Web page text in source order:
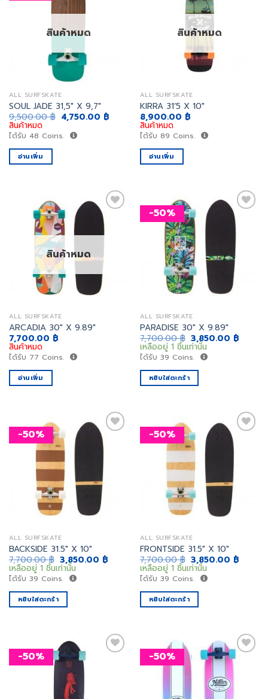
สินค้าหมด
ALL SURFSKATE
SOUL JADE 31,5″ X 9,7″
9,500.00฿ Original
price
was:
9,500.00 ฿.
4,750.00 ฿Current
4,750.00 ฿.
สินค้าหมด
ได้รับ 48 Coins.
อ่านเพิ่ม
สินค้าหมด
ALL SURFSKATE
KIRRA 31’5 X 10″
8,900.00 ฿
สินค้าหมด
ได้รับ 89 Coins.
อ่านเพิ่ม
สินค้าหมด
ALL SURFSKATE
ARCADIA 30″ X 9.89″
7,700.00 ฿
สินค้าหมด
ได้รับ 77 Coins.
อ่านเพิ่ม
-50%
ALL SURFSKATE
PARADISE 30″ X 9.89″
7,700.00฿ Original
price
was:
7,700.00 ฿.
3,850.00 ฿
เหลืออยู่ 1 ชิ้นเท่านั้น
ได้รับ 39 Coins.
หยิบใส่ตะกร้า
-50%
ALL SURFSKATE
BACKSIDE 31.5″ X 10″
7,700.00฿ Original
price
was:
7,700.00 ฿.
3,850.00 ฿Current
3,850.00 ฿.
เหลืออยู่ 1 ชิ้นเท่านั้น
ได้รับ 39 Coins.
หยิบใส่ตะกร้า
-50%
ALL SURFSKATE
FRONTSIDE 31.5″ X 10″
7,700.00฿ Original
price
was:
7,700.00 ฿.
3,850.00 ฿
เหลืออยู่ 1 ชิ้นเท่านั้น
ได้รับ 39 Coins.
หยิบใส่ตะกร้า
-50% -50%